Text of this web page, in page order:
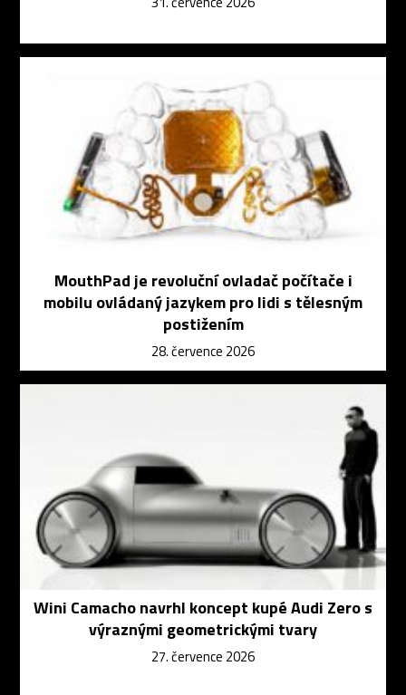
MouthPad je revoluční ovladač počítače i
mobilu ovládaný jazykem pro lidi s tělesným
postižením
28. července 2026
Wini Camacho navrhl koncept kupé Audi Zero s
výraznými geometrickými tvary
27. července 2026